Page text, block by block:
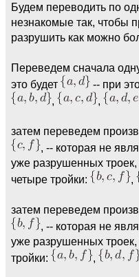
Будем переводить по
незнакомые так, чтобы
разрушить как можно
Переведем сначала
это будет
-- при
,
,
затем переведем
, -- которая не
уже разрушенных
четыре тройки:
,
затем переведем
, -- которая не
уже разрушенных
тройки:
,